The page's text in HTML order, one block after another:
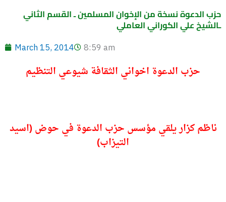
حزب الدعوة نسخة من الإخوان المسلمين ـ القسم الثاني
ـالشيخ علي الكوراني العاملي
March 15, 2014 8:59 am
حزب الدعوة اخواني الثقافة شيوعي التنظيم
ناظم كزار يلقي مؤسس حزب الدعوة في حوض (اسيد
التيزاب)